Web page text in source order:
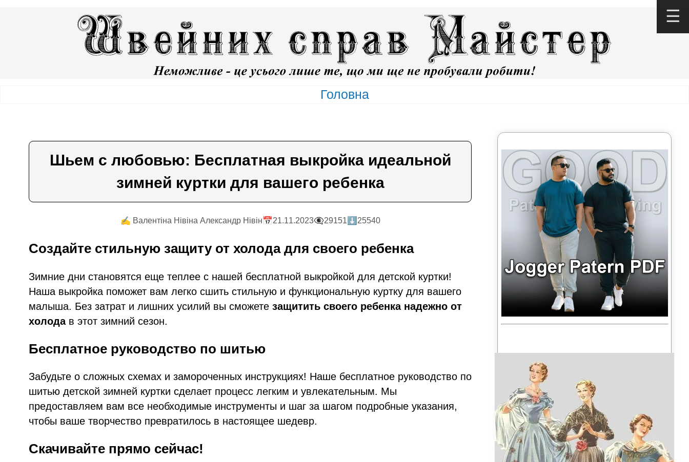
Головна
Шьем с любовью: Бесплатная выкройка идеальной
зимней куртки для вашего ребенка
✍️ Валентiна Нiвiна Александр Нiвiн📅21.11.2023👁️‍🗨️29151 ⬇️25540
Создайте стильную защиту от холода для своего ребенка
Зимние дни становятся еще теплее с нашей бесплатной выкройкой для детской куртки!
Наша выкройка поможет вам легко сшить стильную и функциональную куртку для вашего
малыша. Без затрат и лишних усилий вы сможетезащитить своего ребенка надежно от
холодав этот зимний сезон.
Бесплатное руководство по шитью
Забудьте о сложных схемах и замороченных инструкциях! Наше бесплатное руководство по
шитью детской зимней куртки сделает процесс легким и увлекательным. Мы
предоставляем вам все необходимые инструменты и шаг за шагом подробные указания,
чтобы ваше творчество превратилось в настоящее шедевр.
Скачивайте прямо сейчас!